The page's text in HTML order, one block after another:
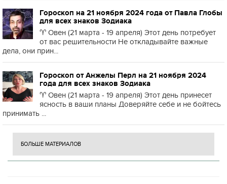
Гороскоп на 21 ноября 2024 года от Павла Глобы
для всех знаков Зодиака
♈️ Овен (21 марта - 19 апреля) Этот день потребует
от вас решительности Не откладывайте важные
дела, они прин...
Гороскоп от Анжелы Перл на 21 ноября 2024
года для всех знаков Зодиака
♈️ Овен (21 марта - 19 апреля) Этот день принесет
ясность в ваши планы Доверяйте себе и не бойтесь
принимать ...
БОЛЬШЕ МАТЕРИАЛОВ